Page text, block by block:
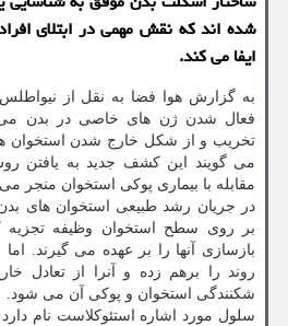
شده اند که نقش مهمی در ابتلای
ایفا می کند.
به گزارش هوا فضا به نقل از
فعال شدن ژن های خاصی در بدن
تخریب و از شکل خارج شدن استخوان
می گویند این کشف جدید به یافتن
مقابله با بیماری پوکی استخوان منجر
در جریان رشد طبیعی استخوان های
بر روی سطح استخوان وظیفه
بازسازی آنها را بر عهده می گیرند.
روند را برهم زده و آنرا از تعادل
شکنندگی استخوان و پوکی آن می شود.
سلول مورد اشاره استئوکلاست نام